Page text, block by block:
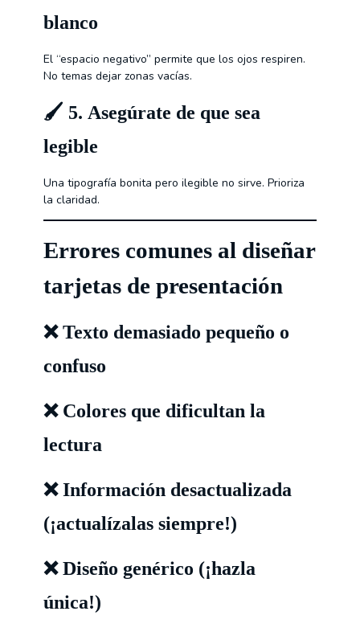
blanco
El “espacio negativo” permite que los ojos respiren.
No temas dejar zonas vacías.
🖌️ 5. Asegúrate de que sea
legible
Una tipografía bonita pero ilegible no sirve. Prioriza
la claridad.
Errores comunes al diseñar
tarjetas de presentación
❌ Texto demasiado pequeño o
confuso
❌ Colores que dificultan la
lectura
❌ Información desactualizada
(¡actualízalas siempre!)
❌ Diseño genérico (¡hazla
única!)